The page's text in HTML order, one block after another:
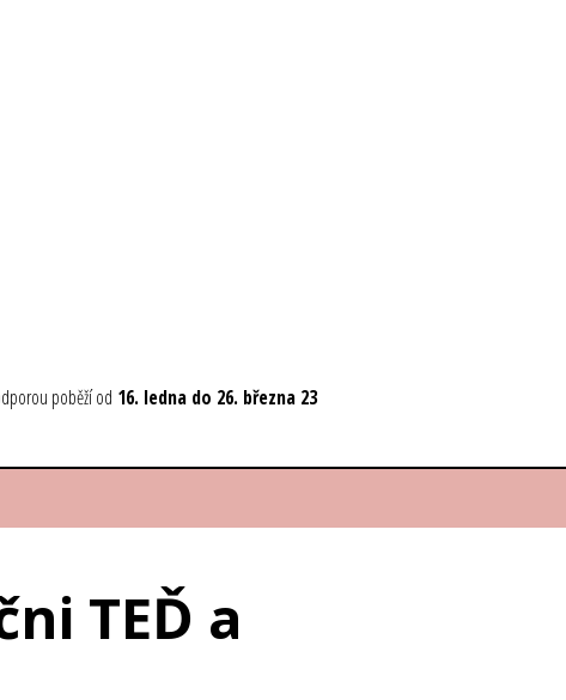
poběžíod 16. ledna do 26. března 23
TEĎ a